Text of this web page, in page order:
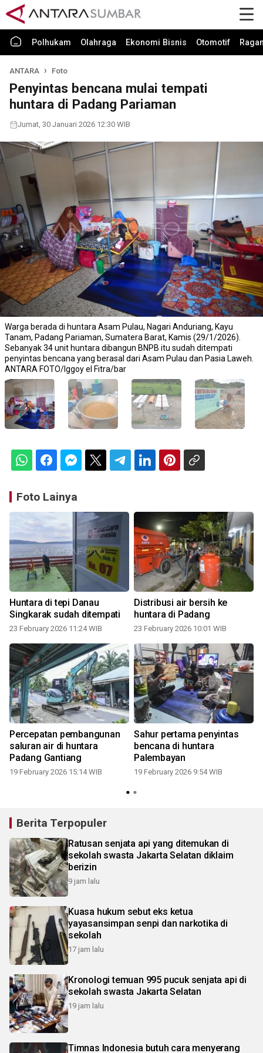
Polhukam Olahraga Ekonomi Bisnis Otomotif
ANTARA Foto
Penyintas bencana mulai tempati
huntara di Padang Pariaman
Jumat, 30 Januari 2026 12:30 WIB
Warga berada di huntara Asam Pulau, Nagari Anduriang, Kayu
Tanam, Padang Pariaman, Sumatera Barat, Kamis (29/1/2026).
Sebanyak 34 unit huntara dibangun BNPB itu sudah ditempati
penyintas bencana yang berasal dari Asam Pulau dan Pasia Laweh.
ANTARA FOTO/Iggoy el Fitra/bar
Foto Lainya
Huntara di tepi Danau
Singkarak sudah ditempati
23 February 2026 11:24 WIB
Distribusi air bersih ke
huntara di Padang
23 February 2026 10:01 WIB
Percepatan pembangunan
saluran air di huntara
Padang Gantiang
19 February 2026 15:14 WIB
Sahur pertama penyintas
bencana di huntara
Palembayan
19 February 2026 9:54 WIB
Berita Terpopuler
Ratusan senjata api yang ditemukan di
sekolah swasta Jakarta Selatan diklaim
berizin
9 jam lalu
Kuasa hukum sebut eks ketua
yayasansimpan senpi dan narkotika di
sekolah
17 jam lalu
Kronologi temuan 995 pucuk senjata api di
sekolah swasta Jakarta Selatan
19 jam lalu
Timnas Indonesia butuh cara menyerang